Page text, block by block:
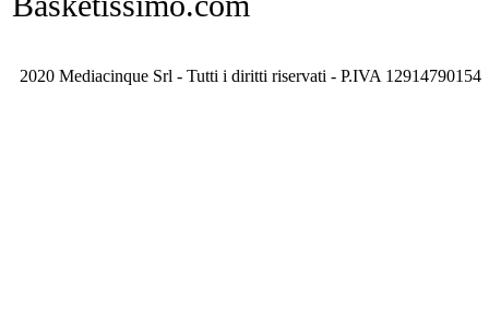
2020 Mediacinque Srl - Tutti i diritti riservati - P.IVA 12914790154